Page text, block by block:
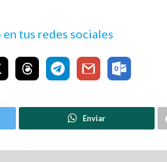
tus redes sociales
Enviar